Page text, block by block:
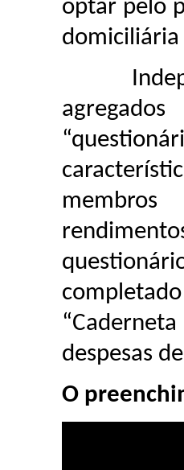
optar pelo
domiciliária
despesas
O